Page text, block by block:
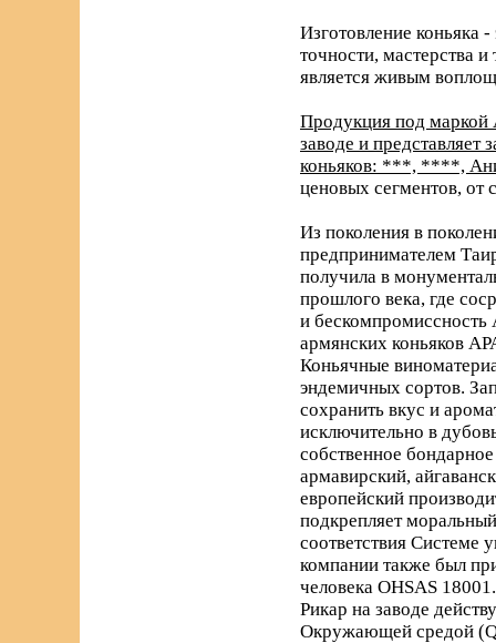
Изготовление коньяка
точности, мастерства
является живым
Продукция под маркой
заводе и
коньяков: ***, ****,
ценовых сегментов, от
Из поколения в
предпринимателем
получила в
прошлого века, где
и бескомпромиссность
армянских коньяков
Коньячные
эндемичных сортов.
сохранить вкус и
исключительно в
собственное
армавирский,
европейский
подкрепляет
соответствия
компании также был
человека OHSAS
Рикар на заводе
Окружающей средой